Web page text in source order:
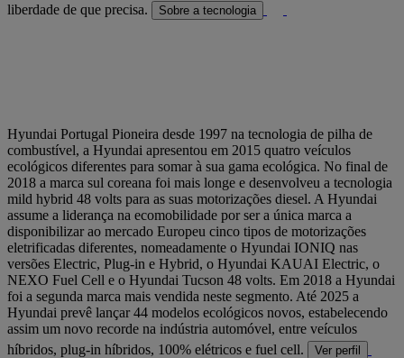
liberdade de que precisa.
Sobre a tecnologia
Hyundai Portugal Pioneira desde 1997 na tecnologia de pilha de
combustível, a Hyundai apresentou em 2015 quatro veículos
ecológicos diferentes para somar à sua gama ecológica. No final de
2018 a marca sul coreana foi mais longe e desenvolveu a tecnologia
mild hybrid 48 volts para as suas motorizações diesel. A Hyundai
assume a liderança na ecomobilidade por ser a única marca a
disponibilizar ao mercado Europeu cinco tipos de motorizações
eletrificadas diferentes, nomeadamente o Hyundai IONIQ nas
versões Electric, Plug-in e Hybrid, o Hyundai KAUAI Electric, o
NEXO Fuel Cell e o Hyundai Tucson 48 volts. Em 2018 a Hyundai
foi a segunda marca mais vendida neste segmento. Até 2025 a
Hyundai prevê lançar 44 modelos ecológicos novos, estabelecendo
assim um novo recorde na indústria automóvel, entre veículos
híbridos, plug-in híbridos, 100% elétricos e fuel cell.
Ver perfil